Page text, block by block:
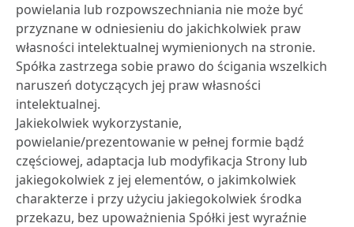
powielania lub rozpowszechniania nie może być
przyznane w odniesieniu do jakichkolwiek praw
własności intelektualnej wymienionych na stronie.
Spółka zastrzega sobie prawo do ścigania wszelkich
naruszeń dotyczących jej praw własności
intelektualnej.
Jakiekolwiek wykorzystanie,
powielanie/prezentowanie w pełnej formie bądź
częściowej, adaptacja lub modyfikacja Strony lub
jakiegokolwiek z jej elementów, o jakimkolwiek
charakterze i przy użyciu jakiegokolwiek środka
przekazu, bez upoważnienia Spółki jest wyraźnie